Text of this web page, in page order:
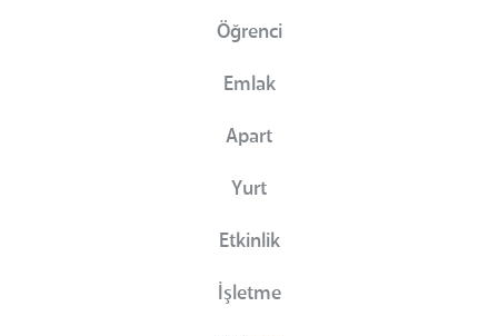
Öğrenci
Emlak
Apart
Yurt
Etkinlik
İşletme